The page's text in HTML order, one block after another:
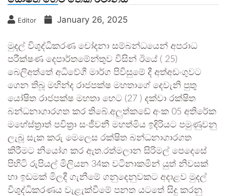
Editor January 26, 2025
මුදල් විශුද්ධිකරණ චෝදනා සම්බන්ධයෙන් අපරාධ
පරීක්ෂණ දෙපාර්තමේන්තුව විසින් ඊයේ ( 25)
බෙලිඅත්තේ අධිවේගී මාර්ග පිවිසුමේ දී අත්අඩංගුවට
ගෙන තිබූ මහින්ද රාජපක්ෂ මහතාගේ දෙවැනි පුතු
යෝෂිත රාජපක්ෂ මහතා හෙට (27 ) දක්වා රක්ෂිත
බන්ධනාගාරගත කර තිබේ.අලුත්කඩේ අංක 05 අතිරේක
මහේස්ත්‍රාත් පවිත්‍රා සංජීවනී මහත්මිය ඉදිරියට පමුණුවනු
ලැබූ සැක කරු මෙලෙස රක්ෂිත බන්ධනාගාරගත
කිරීමට නියෝග කර ඇත.රත්මලාන සිරිමල් පෙදෙසේ
පිහිටි රුපියල් මිලියන 34ක වටිනාකමින් යුත් නිවසක්
හා ඉඩමක් මිලදී ගැනීමේ ගනුදෙනුවකට අදාළව මුදල්
විශුද්ධිකරණය වැළැක්වීමේ පනත යටතේ සිදු කරනු